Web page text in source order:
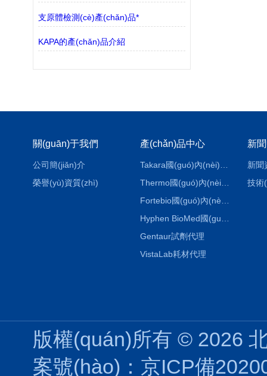
支原體檢測(cè)產(chǎn)品*
KAPA的產(chǎn)品介紹
關(guān)于我們
公司簡(jiǎn)介
榮譽(yù)資質(zhì)
產(chǎn)品中心
Thermo國(guó)內(nèi)代理
Gentaur試劑代理
VistaLab耗材代理
新
新聞
技術
版權(quán)所有 © 2026
案號(hào)：京ICP備